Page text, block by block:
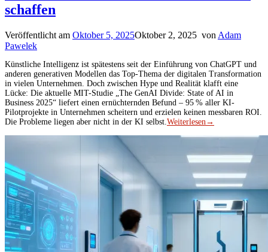
schaffen
Veröffentlicht am Oktober 5, 2025Oktober 2, 2025 von Adam
Pawelek
Künstliche Intelligenz ist spätestens seit der Einführung von ChatGPT und
anderen generativen Modellen das Top-Thema der digitalen Transformation
in vielen Unternehmen. Doch zwischen Hype und Realität klafft eine
Lücke: Die aktuelle MIT-Studie „The GenAI Divide: State of AI in
Business 2025“ liefert einen ernüchternden Befund – 95 % aller KI-
Pilotprojekte in Unternehmen scheitern und erzielen keinen messbaren ROI.
Die Probleme liegen aber nicht in der KI selbst.Weiterlesen→